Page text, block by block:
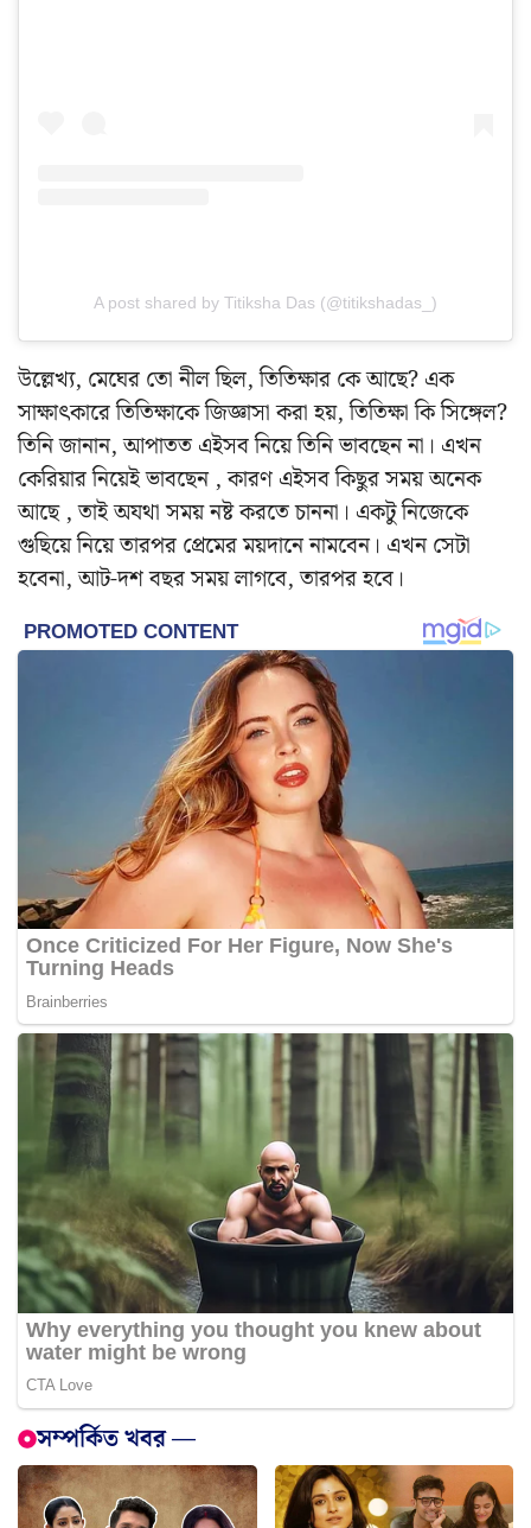
A post shared by Titiksha Das (@titikshadas_)
উল্লেখ্য, মেঘের তো নীল ছিল, তিতিক্ষার কে আছে? এক
সাক্ষাৎকারে তিতিক্ষাকে জিজ্ঞাসা করা হয়, তিতিক্ষা কি সিঙ্গেল?
তিনি জানান, আপাতত এইসব নিয়ে তিনি ভাবছেন না। এখন
কেরিয়ার নিয়েই ভাবছেন , কারণ এইসব কিছুর সময় অনেক
আছে , তাই অযথা সময় নষ্ট করতে চাননা। একটু নিজেকে
গুছিয়ে নিয়ে তারপর প্রেমের ময়দানে নামবেন। এখন সেটা
হবেনা, আট-দশ বছর সময় লাগবে, তারপর হবে।
সম্পর্কিত খবর —